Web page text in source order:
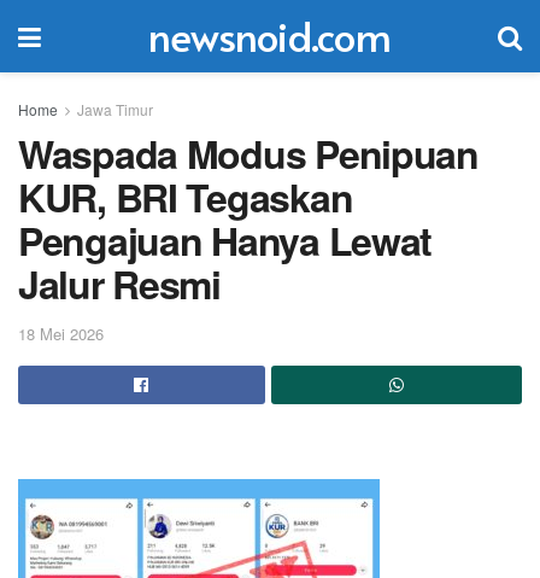
newsnoid.com
Home Jawa Timur
Waspada Modus Penipuan
KUR, BRI Tegaskan
Pengajuan Hanya Lewat
Jalur Resmi
18 Mei 2026